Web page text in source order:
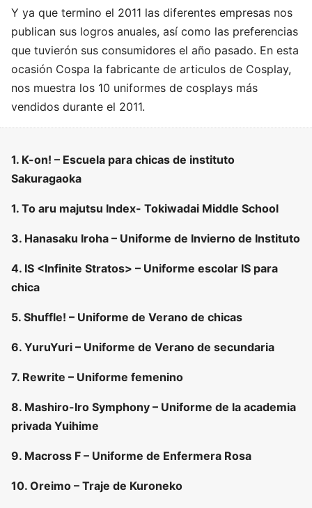
Y ya que termino el 2011 las diferentes empresas nos
publican sus logros anuales, así como las preferencias
que tuvierón sus consumidores el año pasado. En esta
ocasión Cospa la fabricante de articulos de Cosplay,
nos muestra los 10 uniformes de cosplays más
vendidos durante el 2011.
1. K-on! – Escuela para chicas de instituto
Sakuragaoka
1. To aru majutsu Index- Tokiwadai Middle School
3. Hanasaku Iroha – Uniforme de Invierno de Instituto
4. IS <Infinite Stratos> – Uniforme escolar IS para
chica
5. Shuffle! – Uniforme de Verano de chicas
6. YuruYuri – Uniforme de Verano de secundaria
7. Rewrite – Uniforme femenino
8. Mashiro-Iro Symphony – Uniforme de la academia
privada Yuihime
9. Macross F – Uniforme de Enfermera Rosa
10. Oreimo – Traje de Kuroneko